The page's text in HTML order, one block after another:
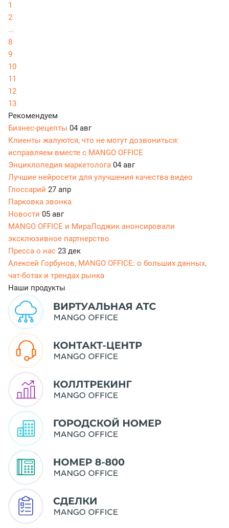
1
2
...
8
9
10
11
12
13
Рекомендуем
Бизнес-рецепты 04 авг
Клиенты жалуются, что не могут дозвониться:
исправляем вместе с MANGO OFFICE
Энциклопедия маркетолога 04 авг
Лучшие нейросети для улучшения качества видео
Глоссарий 27 апр
Парковка звонка
Новости 05 авг
MANGO OFFICE и МираЛоджик анонсировали
эксклюзивное партнерство
Пресса о нас 23 дек
Алексей Горбунов, MANGO OFFICE: о больших данных,
чат-ботах и трендах рынка
Наши продукты